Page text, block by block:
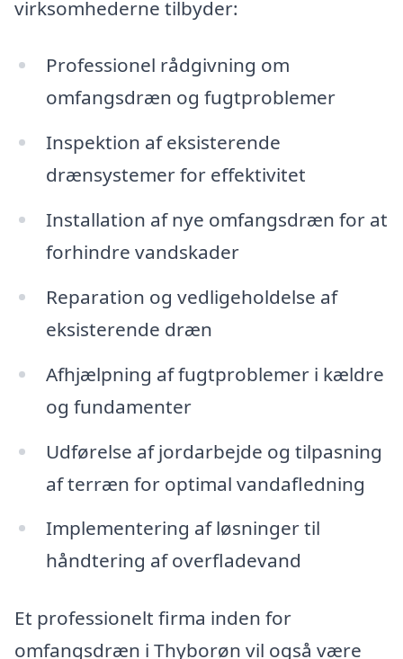
virksomhederne tilbyder:
Professionel rådgivning om
omfangsdræn og fugtproblemer
Inspektion af eksisterende
drænsystemer for effektivitet
Installation af nye omfangsdræn for at
forhindre vandskader
Reparation og vedligeholdelse af
eksisterende dræn
Afhjælpning af fugtproblemer i kældre
og fundamenter
Udførelse af jordarbejde og tilpasning
af terræn for optimal vandafledning
Implementering af løsninger til
håndtering af overfladevand
Et professionelt firma inden for
omfangsdræn i Thyborøn vil også være